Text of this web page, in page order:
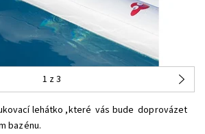
1 z 3
lehátko ,které vás bude doprovázet
bazénu.